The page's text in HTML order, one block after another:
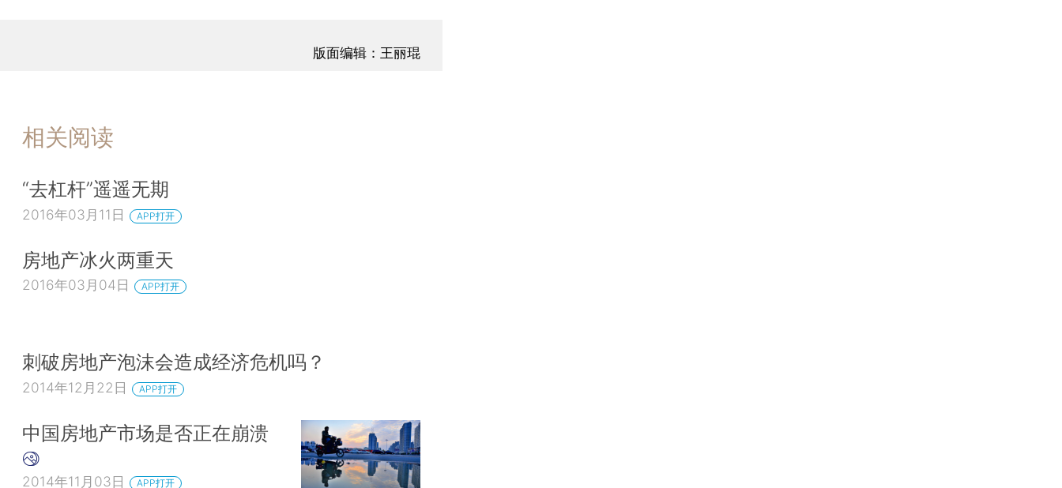
版面编辑：王丽琨
相关阅读
“去杠杆”遥遥无期
2016年03月11日 APP打开
房地产冰火两重天
2016年03月04日 APP打开
刺破房地产泡沫会造成经济危机吗？
2014年12月22日 APP打开
中国房地产市场是否正在崩溃
2014年11月03日 APP打开